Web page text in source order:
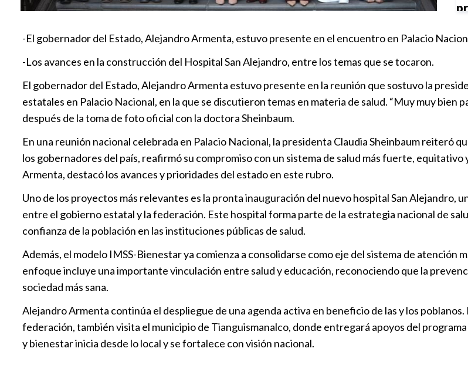
-El gobernador del Estado, Alejandro Armenta, estuvo presente en el encuentro en Palacio
-Los avances en la construcción del Hospital San Alejandro, entre los temas que se tocaron.
El gobernador del Estado, Alejandro Armenta estuvo presente en la reunión que sostuvo la
estatales en Palacio Nacional, en la que se discutieron temas en materia de salud. “Muy muy bien
después de la toma de foto oficial con la doctora Sheinbaum.
En una reunión nacional celebrada en Palacio Nacional, la presidenta Claudia Sheinbaum reiteró
los gobernadores del país, reafirmó su compromiso con un sistema de salud más fuerte,
Armenta, destacó los avances y prioridades del estado en este rubro.
Uno de los proyectos más relevantes es la pronta inauguración del nuevo hospital San Alejandro,
entre el gobierno estatal y la federación. Este hospital forma parte de la estrategia nacional de
confianza de la población en las instituciones públicas de salud.
Además, el modelo IMSS-Bienestar ya comienza a consolidarse como eje del sistema de atención
enfoque incluye una importante vinculación entre salud y educación, reconociendo que la
sociedad más sana.
Alejandro Armenta continúa el despliegue de una agenda activa en beneficio de las y los
federación, también visita el municipio de Tianguismanalco, donde entregará apoyos del
y bienestar inicia desde lo local y se fortalece con visión nacional.